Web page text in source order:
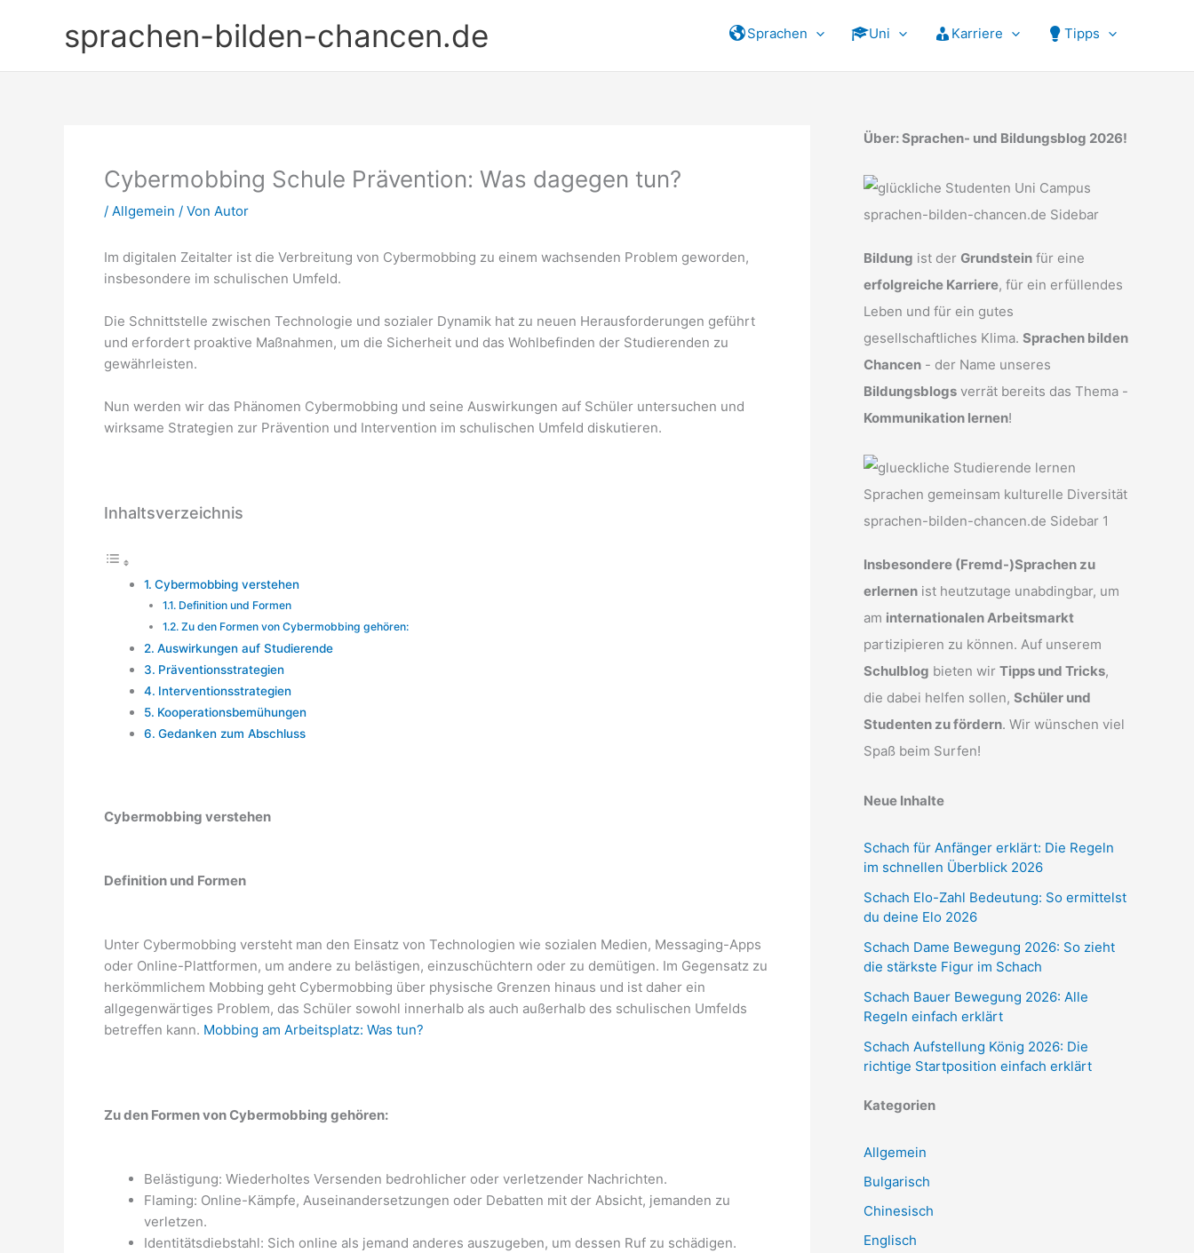
sprachen-bilden-chancen.de Sprachen Uni Karriere Tipps
Cybermobbing Schule Prävention: Was dagegen tun?
/ Allgemein / Von Autor
Im digitalen Zeitalter ist die Verbreitung von Cybermobbing zu einem wachsenden Problem geworden,
insbesondere im schulischen Umfeld.
Die Schnittstelle zwischen Technologie und sozialer Dynamik hat zu neuen Herausforderungen geführt
und erfordert proaktive Maßnahmen, um die Sicherheit und das Wohlbefinden der Studierenden zu
gewährleisten.
Nun werden wir das Phänomen Cybermobbing und seine Auswirkungen auf Schüler untersuchen und
wirksame Strategien zur Prävention und Intervention im schulischen Umfeld diskutieren.
Inhaltsverzeichnis
Cybermobbing verstehen
Definition und Formen
Zu den Formen von Cybermobbing gehören:
Auswirkungen auf Studierende
Präventionsstrategien
Interventionsstrategien
Kooperationsbemühungen
Gedanken zum Abschluss
Cybermobbing verstehen
Definition und Formen
Unter Cybermobbing versteht man den Einsatz von Technologien wie sozialen Medien, Messaging-Apps
oder Online-Plattformen, um andere zu belästigen, einzuschüchtern oder zu demütigen. Im Gegensatz zu
herkömmlichem Mobbing geht Cybermobbing über physische Grenzen hinaus und ist daher ein
allgegenwärtiges Problem, das Schüler sowohl innerhalb als auch außerhalb des schulischen Umfelds
betreffen kann. Mobbing am Arbeitsplatz: Was tun?
Zu den Formen von Cybermobbing gehören:
Belästigung: Wiederholtes Versenden bedrohlicher oder verletzender Nachrichten.
Flaming: Online-Kämpfe, Auseinandersetzungen oder Debatten mit der Absicht, jemanden zu
verletzen.
Identitätsdiebstahl: Sich online als jemand anderes auszugeben, um dessen Ruf zu schädigen.
Über: Sprachen- und Bildungsblog 2026!
Bildung ist der Grundstein für eine
erfolgreiche Karriere, für ein erfüllendes
Leben und für ein gutes
gesellschaftliches Klima. Sprachen bilden
Chancen - der Name unseres
Bildungsblogs verrät bereits das Thema -
Kommunikation lernen!
Insbesondere (Fremd-)Sprachen zu
erlernen ist heutzutage unabdingbar, um
am internationalen Arbeitsmarkt
partizipieren zu können. Auf unserem
Schulblog bieten wir Tipps und Tricks,
die dabei helfen sollen, Schüler und
Studenten zu fördern. Wir wünschen viel
Spaß beim Surfen!
Neue Inhalte
Schach für Anfänger erklärt: Die Regeln
im schnellen Überblick 2026
Schach Elo-Zahl Bedeutung: So ermittelst
du deine Elo 2026
Schach Dame Bewegung 2026: So zieht
die stärkste Figur im Schach
Schach Bauer Bewegung 2026: Alle
Regeln einfach erklärt
Schach Aufstellung König 2026: Die
richtige Startposition einfach erklärt
Kategorien
Allgemein
Bulgarisch
Chinesisch
Englisch